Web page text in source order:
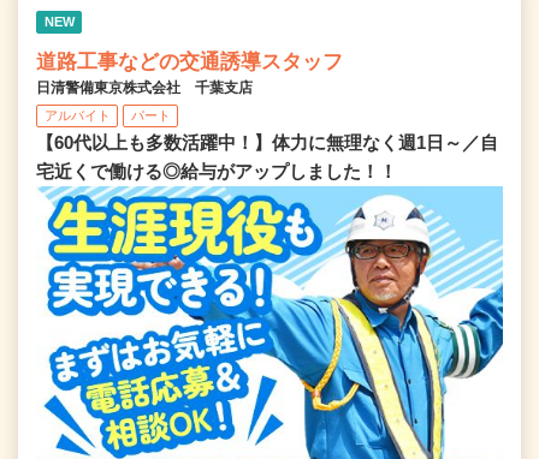
NEW
道路工事などの交通誘導スタッフ
日清警備東京株式会社 千葉支店
アルバイト パート
【60代以上も多数活躍中！】体力に無理なく週1日～／自
宅近くで働ける◎給与がアップしました！！